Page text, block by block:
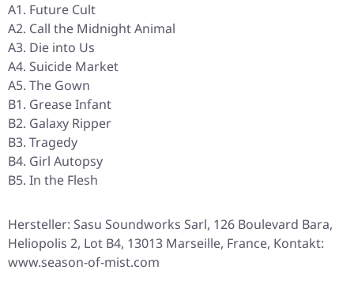
A1. Future Cult
A2. Call the Midnight Animal
A3. Die into Us
A4. Suicide Market
A5. The Gown
B1. Grease Infant
B2. Galaxy Ripper
B3. Tragedy
B4. Girl Autopsy
B5. In the Flesh
Hersteller: Sasu Soundworks Sarl, 126 Boulevard Bara,
Heliopolis 2, Lot B4, 13013 Marseille, France, Kontakt:
www.season-of-mist.com